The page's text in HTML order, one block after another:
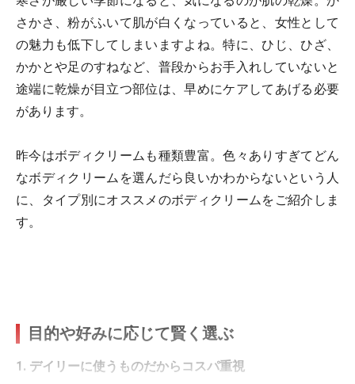
さかさ、粉がふいて肌が白くなっていると、女性として
の魅力も低下してしまいますよね。特に、ひじ、ひざ、
かかとや足のすねなど、普段からお手入れしていないと
途端に乾燥が目立つ部位は、早めにケアしてあげる必要
があります。
昨今はボディクリームも種類豊富。色々ありすぎてどん
なボディクリームを選んだら良いかわからないという人
に、タイプ別にオススメのボディクリームをご紹介しま
す。
目的や好みに応じて賢く選ぶ
1. デイリーに使うものだからコスパ重視